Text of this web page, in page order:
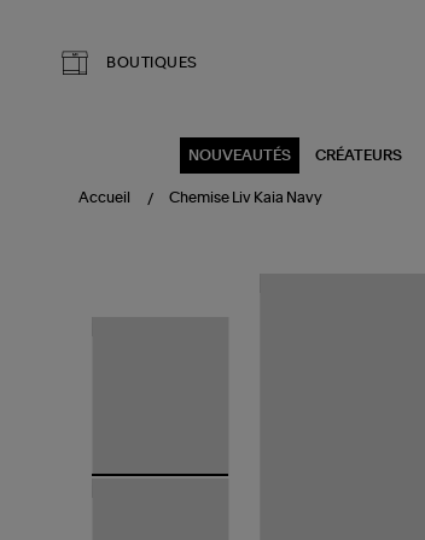
BOUTIQUES
NOUVEAUTÉS CRÉATEURS
Accueil Chemise Liv Kaia Navy